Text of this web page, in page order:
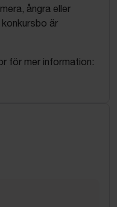
ångra eller
är
för mer information: